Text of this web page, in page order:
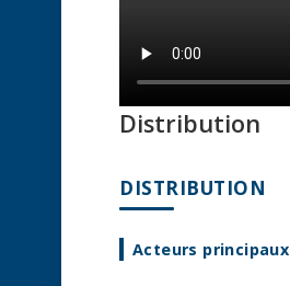
Distribution
DISTRIBUTION
Acteurs principaux